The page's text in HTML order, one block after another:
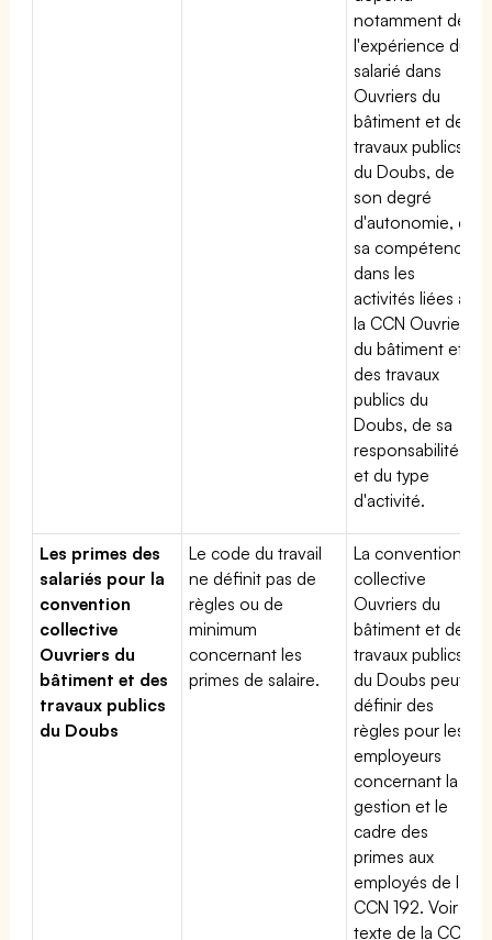
notamment de
l'expérience du
salarié dans
Ouvriers du
bâtiment et des
travaux publics
du Doubs, de
son degré
d'autonomie, de
sa compétence
dans les
activités liées à
la CCN Ouvriers
du bâtiment et
des travaux
publics du
Doubs, de sa
responsabilité
et du type
d'activité.
Les primes des
salariés pour la
convention
collective
Ouvriers du
bâtiment et des
travaux publics
du Doubs
Le code du travail
ne définit pas de
règles ou de
minimum
concernant les
primes de salaire.
La convention
collective
Ouvriers du
bâtiment et des
travaux publics
du Doubs peut
définir des
règles pour les
employeurs
concernant la
gestion et le
cadre des
primes aux
employés de la
CCN 192. Voir le
texte de la CCN.